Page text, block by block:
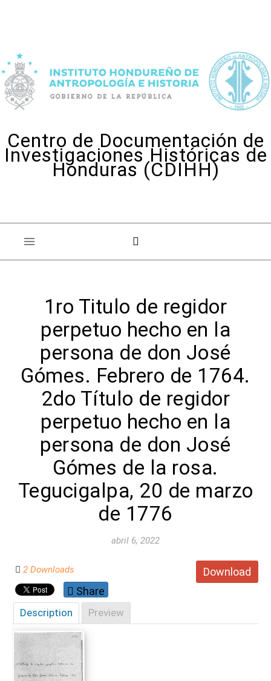
Centro de Documentación de
Investigaciones Históricas de
Honduras (CDIHH)
1ro Titulo de regidor
perpetuo hecho en la
persona de don José
Gómes. Febrero de 1764.
2do Título de regidor
perpetuo hecho en la
persona de don José
Gómes de la rosa.
Tegucigalpa, 20 de marzo
de 1776
abril 6, 2022
Download
2 Downloads
Share
Description Preview